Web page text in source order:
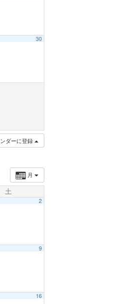
30
ダーに登録
月
土
2
9
16